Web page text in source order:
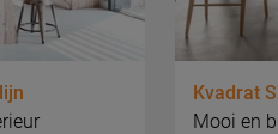
Kvadrat
Mooi en